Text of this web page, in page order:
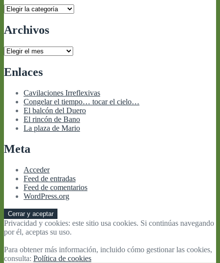
Categorías
Archivos
Archivos
Enlaces
Cavilaciones Irreflexivas
Congelar el tiempo… tocar el cielo…
El balcón del Duero
El rincón de Bano
La plaza de Mario
Meta
Acceder
Feed de entradas
Feed de comentarios
WordPress.org
Privacidad y cookies: este sitio usa cookies. Si continúas navegando
por él, aceptas su uso.
Para obtener más información, incluido cómo gestionar las cookies,
consulta: Política de cookies